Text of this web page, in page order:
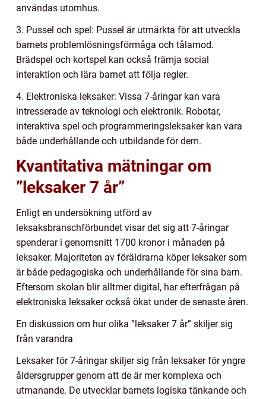
användas utomhus.
3. Pussel och spel: Pussel är utmärkta för att utveckla
barnets problemlösningsförmåga och tålamod.
Brädspel och kortspel kan också främja social
interaktion och lära barnet att följa regler.
4. Elektroniska leksaker: Vissa 7-åringar kan vara
intresserade av teknologi och elektronik. Robotar,
interaktiva spel och programmeringsleksaker kan vara
både underhållande och utbildande för dem.
Kvantitativa mätningar om
”leksaker 7 år”
Enligt en undersökning utförd av
leksaksbranschförbundet visar det sig att 7-åringar
spenderar i genomsnitt 1700 kronor i månaden på
leksaker. Majoriteten av föräldrarna köper leksaker som
är både pedagogiska och underhållande för sina barn.
Eftersom skolan blir alltmer digital, har efterfrågan på
elektroniska leksaker också ökat under de senaste åren.
En diskussion om hur olika ”leksaker 7 år” skiljer sig
från varandra
Leksaker för 7-åringar skiljer sig från leksaker för yngre
åldersgrupper genom att de är mer komplexa och
utmanande. De utvecklar barnets logiska tänkande och